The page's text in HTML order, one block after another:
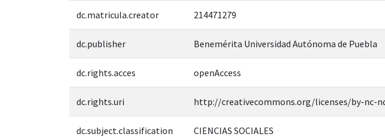
dc.matricula.creator 214471279
dc.publisher Benemérita Universidad Autónoma de Puebla
dc.rights.acces openAccess
dc.rights.uri http://creativecommons.org/licenses/by-nc-
dc.subject.classification CIENCIAS SOCIALES